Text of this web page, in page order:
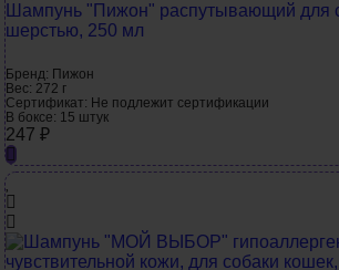
Шампунь "Пижон" распутывающий для
шерстью, 250 мл
Бренд: Пижон
Вес: 272 г
Сертификат: Не подлежит сертификации
В боксе: 15 штук
247₽